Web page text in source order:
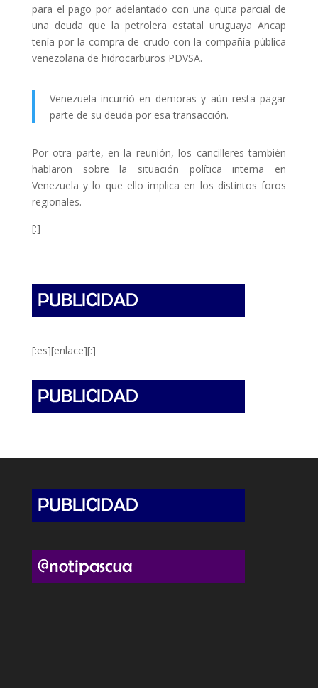
para el pago por adelantado con una quita parcial de
una deuda que la petrolera estatal uruguaya Ancap
tenía por la compra de crudo con la compañía pública
venezolana de hidrocarburos PDVSA.
Venezuela incurrió en demoras y aún resta pagar
parte de su deuda por esa transacción.
Por otra parte, en la reunión, los cancilleres también
hablaron sobre la situación política interna en
Venezuela y lo que ello implica en los distintos foros
regionales.
[:]
[:es][enlace][:]